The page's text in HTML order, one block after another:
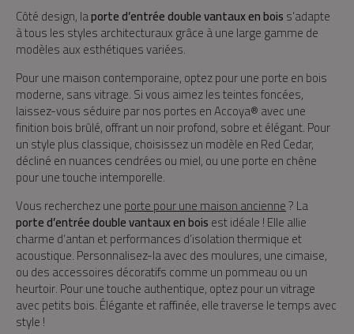
Côté design, laporte d’entrée double vantaux en boiss’adapte
à tous les styles architecturaux grâce à une large gamme de
modèles aux esthétiques variées.
Pour une maison contemporaine, optez pour une porte en bois
moderne, sans vitrage. Si vous aimez les teintes foncées,
laissez-vous séduire par nos portes en Accoya® avec une
finition bois brûlé, offrant un noir profond, sobre et élégant. Pour
un style plus classique, choisissez un modèle en Red Cedar,
décliné en nuances cendrées ou miel, ou une porte en chêne
pour une touche intemporelle.
Vous recherchez uneporte pour une maison ancienne? La
porte d’entrée double vantaux en boisest idéale ! Elle allie
charme d’antan et performances d’isolation thermique et
acoustique. Personnalisez-la avec des moulures, une cimaise,
ou des accessoires décoratifs comme un pommeau ou un
heurtoir. Pour une touche authentique, optez pour un vitrage
avec petits bois. Élégante et raffinée, elle traverse le temps avec
style !